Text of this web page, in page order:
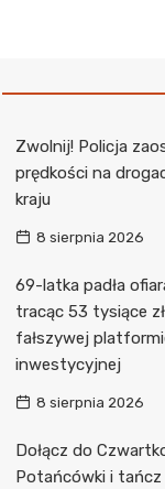
Zwolnij! Policja
prędkości na
kraju
8 sierpnia 2026
69-latka padła
tracąc 53 tysiące
fałszywej
inwestycyjnej
8 sierpnia 2026
Dołącz do
Potańcówki i tańcz